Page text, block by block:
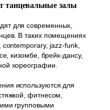
танцевальные залы
для современных,
В таких помещениях
contemporary, jazz-funk,
кизомбе, брейк-дансу,
хореографии.
используются для
фитнесом,
групповыми